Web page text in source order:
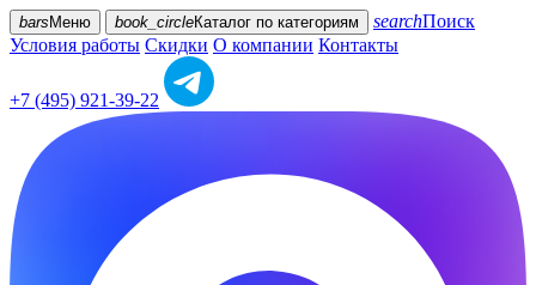
bars Меню book_circleКаталог по категориям searchПоиск
Условия работы Скидки О компании Контакты
+7 (495) 921-39-22